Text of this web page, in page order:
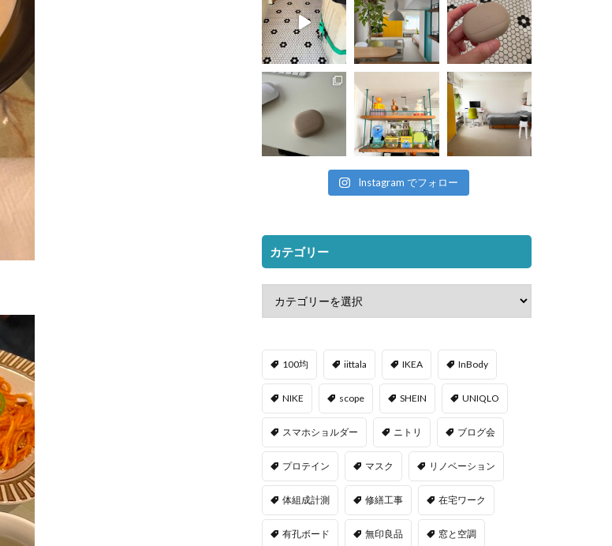
Instagram でフォロー
カテゴリー
100均 iittala IKEA InBody
NIKE scope SHEIN UNIQLO
スマホショルダー ニトリ ブログ会
プロテイン マスク リノベーション
体組成計測 修繕工事 在宅ワーク
有孔ボード 無印良品 窓と空調